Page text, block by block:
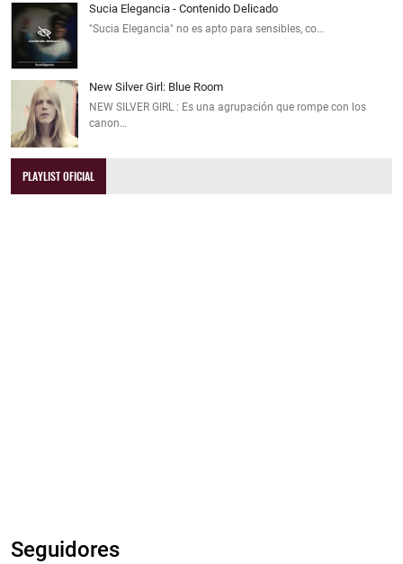
Sucia Elegancia - Contenido Delicado
"Sucia Elegancia" no es apto para sensibles, co…
New Silver Girl: Blue Room
NEW SILVER GIRL : Es una agrupación que rompe con los
canon…
PLAYLIST OFICIAL
Seguidores